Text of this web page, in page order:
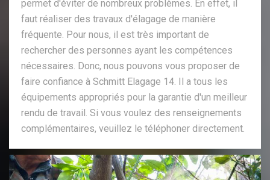
permet d'éviter de nombreux problèmes. En effet, il
faut réaliser des travaux d'élagage de manière
fréquente. Pour nous, il est très important de
rechercher des personnes ayant les compétences
nécessaires. Donc, nous pouvons vous proposer de
faire confiance à Schmitt Elagage 14. Il a tous les
équipements appropriés pour la garantie d'un meilleur
rendu de travail. Si vous voulez des renseignements
complémentaires, veuillez le téléphoner directement.